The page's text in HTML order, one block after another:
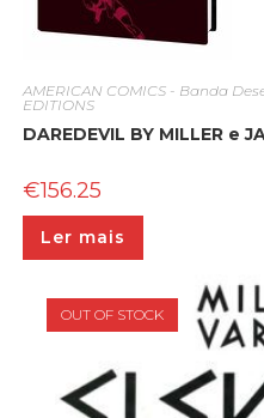
AMERICAN COMICS - Banda
EDITIONS
DAREDEVIL BY MILLER e
€156.25
Ler mais
OUT OF STOCK